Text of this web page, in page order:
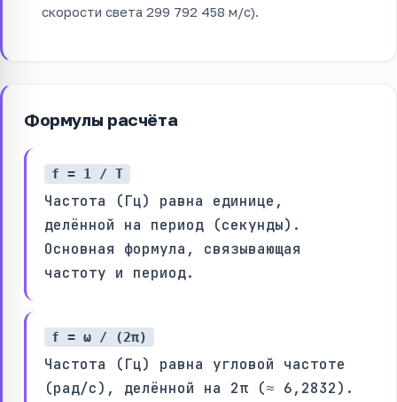
скорости света 299 792 458 м/с).
Формулы расчёта
f = 1 / T
Частота (Гц) равна единице,
делённой на период (секунды).
Основная формула, связывающая
частоту и период.
f = ω / (2π)
Частота (Гц) равна угловой частоте
(рад/с), делённой на 2π (≈ 6,2832).